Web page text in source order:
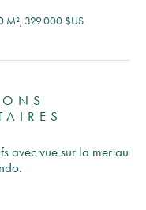
M², 329 000 $US
avec vue sur la mer au